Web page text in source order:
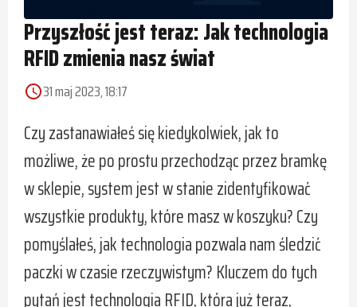
Przyszłość jest teraz: Jak technologia
RFID zmienia nasz świat
access_time31 maj 2023, 18:17
Czy zastanawiałeś się kiedykolwiek, jak to
możliwe, że po prostu przechodząc przez bramkę
w sklepie, system jest w stanie zidentyfikować
wszystkie produkty, które masz w koszyku? Czy
pomyślałeś, jak technologia pozwala nam śledzić
paczki w czasie rzeczywistym? Kluczem do tych
pytań jest technologia RFID, która już teraz,